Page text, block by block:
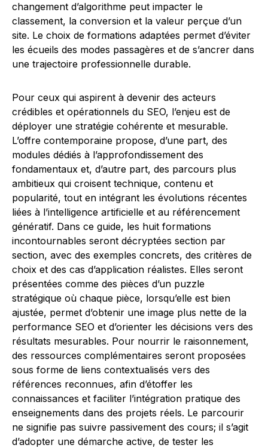
changement d’algorithme peut impacter le
classement, la conversion et la valeur perçue d’un
site. Le choix de formations adaptées permet d’éviter
les écueils des modes passagères et de s’ancrer dans
une trajectoire professionnelle durable.
Pour ceux qui aspirent à devenir des acteurs
crédibles et opérationnels du SEO, l’enjeu est de
déployer une stratégie cohérente et mesurable.
L’offre contemporaine propose, d’une part, des
modules dédiés à l’approfondissement des
fondamentaux et, d’autre part, des parcours plus
ambitieux qui croisent technique, contenu et
popularité, tout en intégrant les évolutions récentes
liées à l’intelligence artificielle et au référencement
génératif. Dans ce guide, les huit formations
incontournables seront décryptées section par
section, avec des exemples concrets, des critères de
choix et des cas d’application réalistes. Elles seront
présentées comme des pièces d’un puzzle
stratégique où chaque pièce, lorsqu’elle est bien
ajustée, permet d’obtenir une image plus nette de la
performance SEO et d’orienter les décisions vers des
résultats mesurables. Pour nourrir le raisonnement,
des ressources complémentaires seront proposées
sous forme de liens contextualisés vers des
références reconnues, afin d’étoffer les
connaissances et faciliter l’intégration pratique des
enseignements dans des projets réels. Le parcourir
ne signifie pas suivre passivement des cours; il s’agit
d’adopter une démarche active, de tester les